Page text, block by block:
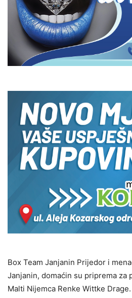
Box Team Janjanin Prijedor i
Janjanin, domaćin su priprema za
Malti Nijemca Renke Wittke